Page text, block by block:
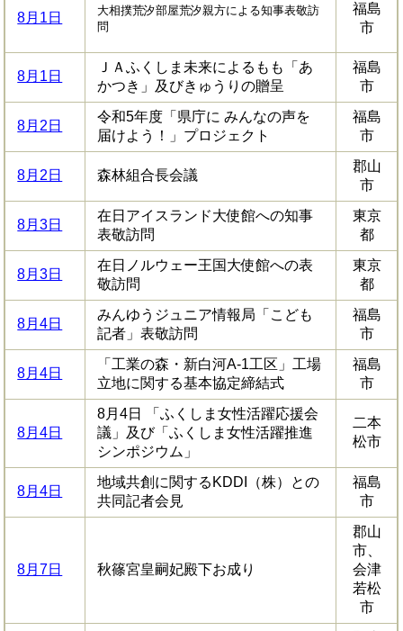
8月1日
大相撲荒汐部屋荒汐親方による知事表敬訪
問
福島
市
8月1日
​ＪＡふくしま未来によるもも「あ
かつき」及びきゅうりの贈呈
福島
市
8月2日
令和5年度「県庁に みんなの声を
届けよう！」プロジェクト
福島
市
8月2日 森林組合長会議
郡山
市
8月3日
在日アイスランド大使館への知事
表敬訪問
東京
都
8月3日
在日ノルウェー王国大使館への表
敬訪問
東京
都
8月4日
みんゆうジュニア情報局「こども
記者」表敬訪問
福島
市
8月4日
「工業の森・新白河A-1工区」工場
立地に関する基本協定締結式
福島
市
8月4日
8月4日 「ふくしま女性活躍応援会
議」及び「ふくしま女性活躍推進
シンポジウム」
二本
松市
8月4日
地域共創に関するKDDI（株）との
共同記者会見
福島
市
8月7日 秋篠宮皇嗣妃殿下お成り
郡山
市、
会津
若松
市